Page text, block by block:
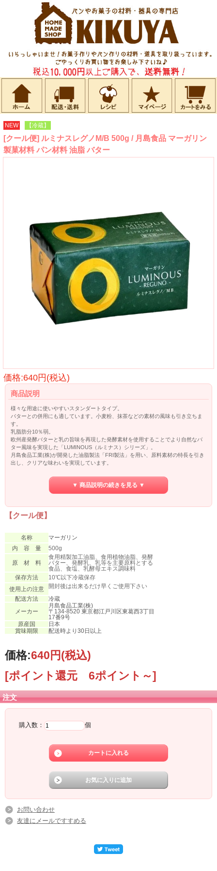
NEW 【冷蔵】
[クール便] ルミナスレグノM/B 500g / 月島食品 マーガリン
製菓材料 パン材料 油脂 バター
価格:640円(税込)
商品説明
様々な用途に使いやすいスタンダートタイプ。
バターとの併用にも適しています。小麦粉、抹茶などの素材の風味も引き立ちま
す。
乳脂肪分10％弱。
欧州産発酵バターと乳の旨味を再現した発酵素材を使用することでより自然なバ
ター風味を実現した「LUMINOUS（ルミナス）シリーズ」。
月島食品工業(株)が開発した油脂製法「FRI製法」を用い、原料素材の特長を引き
出し、クリアな味わいを実現しています。
▼ 商品説明の続きを見る ▼
【クール便】
名称
マーガリン
内 容 量
500g
原 材 料
食用精製加工油脂、食用植物油脂、発酵
バター、発酵乳、乳等を主要原料とする
食品、食塩、乳酵母エキス調味料
保存方法
10℃以下冷蔵保存
使用上の注意
開封後は出来るだけ早くご使用下さい
配送方法
冷蔵
メーカー
月島食品工業(株)
〒134-8520 東京都江戸川区東葛西3丁目
17番9号
原産国
日本
賞味期限
配送時より30日以上
価格:640円(税込)
[ポイント還元 6ポイント～]
注文
購入数： 個
お問い合わせ
友達にメールですすめる